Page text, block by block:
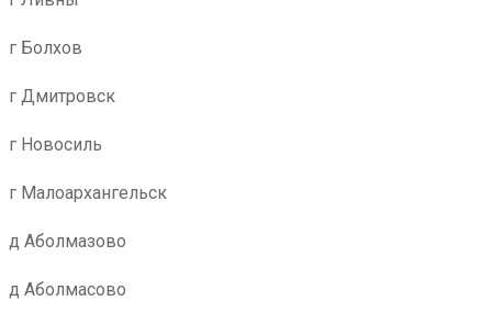
г Болхов
г Дмитровск
г Новосиль
г Малоархангельск
д Аболмазово
д Аболмасово